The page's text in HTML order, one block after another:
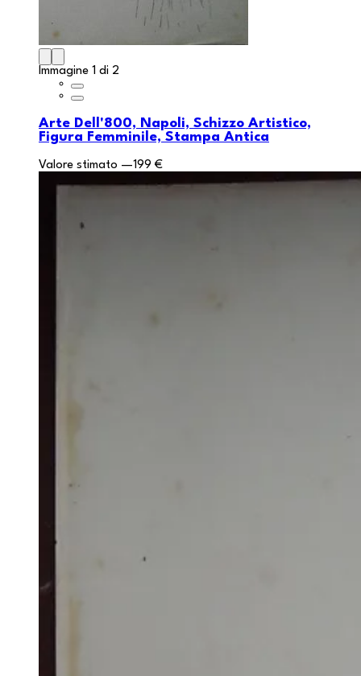
Immagine 1 di 2
Arte Dell'800, Napoli, Schizzo Artistico,
Figura Femminile, Stampa Antica
Valore stimato —199 €